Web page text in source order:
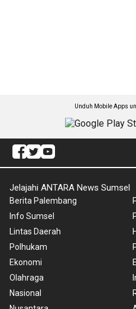
Unduh Mobile Apps
Jelajahi ANTARA News Sumsel
Berita Palembang
Info Sumsel
Lintas Daerah
Polhukam
Ekonomi
Olahraga
Nasional